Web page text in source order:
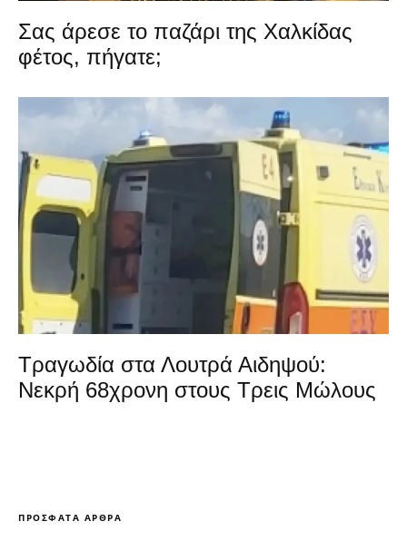
Σας άρεσε το παζάρι της Χαλκίδας
φέτος, πήγατε;
Τραγωδία στα Λουτρά Αιδηψού:
Νεκρή 68χρονη στους Τρεις Μώλους
ΠΡΌΣΦΑΤΑ ΆΡΘΡΑ